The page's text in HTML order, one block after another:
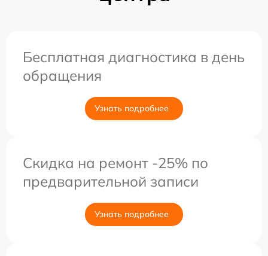
Бесплатная диагностика в день
обращения
Узнать подробнее
Скидка на ремонт -25% по
предварительной записи
Узнать подробнее